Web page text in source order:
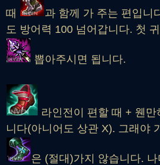
때
과 함께 가 주는 편입니
도 방어력 100 넘어갑니다. 첫
뽑아주시면 됩니다.
라인전이 편할 때 + 웬
니다(아니어도 상관 X). 그래야
은 (절대)가지 않습니다.